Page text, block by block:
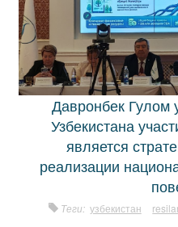
Давронбек Гулом
Узбекистана
является
реализации
Теги: узбекистан